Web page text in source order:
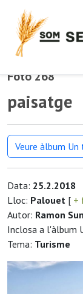
Foto 268
paisatge
Veure àlbum
Data: 25.2.2018
Lloc: Palouet [ +
Autor: Ramon
Inclosa a l'àlbum
Tema: Turisme